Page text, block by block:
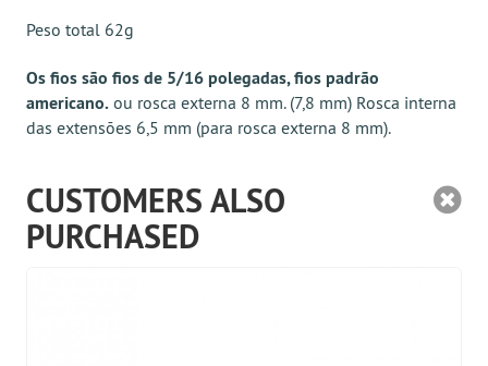
Peso total 62g
Os fios são fios de 5/16 polegadas, fios padrão
americano. ou rosca externa 8 mm. (7,8 mm) Rosca interna
das extensões 6,5 mm (para rosca externa 8 mm).
CUSTOMERS ALSO
PURCHASED